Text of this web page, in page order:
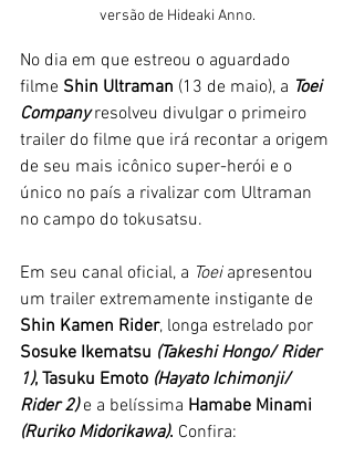
versão de Hideaki Anno.
No dia em que estreou o aguardado
filme Shin Ultraman (13 de maio), a Toei
Company resolveu divulgar o primeiro
trailer do filme que irá recontar a origem
de seu mais icônico super-herói e o
único no país a rivalizar com Ultraman
no campo do tokusatsu.
Em seu canal oficial, a Toei apresentou
um trailer extremamente instigante de
Shin Kamen Rider, longa estrelado por
Sosuke Ikematsu (Takeshi Hongo/ Rider
1), Tasuku Emoto (Hayato Ichimonji/
Rider 2) e a belíssima Hamabe Minami
(Ruriko Midorikawa). Confira: